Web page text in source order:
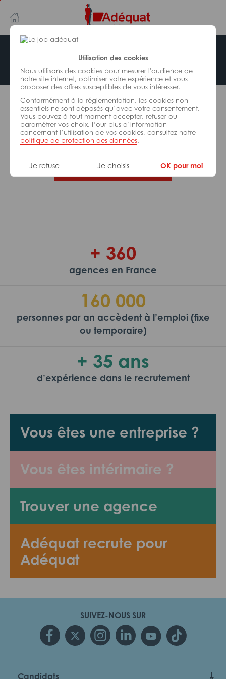
Utilisation des cookies
Nous utilisons des cookies pour mesurer l'audience de
notre site internet, optimiser votre expérience et vous
proposer des offres susceptibles de vous intéresser.
Conformément à la réglementation, les cookies non
essentiels ne sont déposés qu’avec votre consentement.
Vous pouvez à tout moment accepter, refuser ou
paramétrer vos choix. Pour plus d’information
concernant l’utilisation de vos cookies, consultez notre
politique de protection des données.
Je refuse Je choisis OK pour moi
au
contenu
principal
navigation
Offre indisponible
L’offre d’emploi que vous tentez de consulter n’est
plus disponible.
De nombreuses autres missions peuvent vous
correspondre, consultez toutes nos offres.
Trouvez votre job Adéquat !
Vous êtes une entreprise ?
Vous êtes intérimaire ?
Trouver une agence
Adéquat recrute pour
Adéquat
+ 360
agences en France
160 000
personnes par an accèdent à l’emploi (fixe
ou temporaire)
+ 35 ans
d’expérience dans le recrutement
SUIVEZ-NOUS SUR
Candidats